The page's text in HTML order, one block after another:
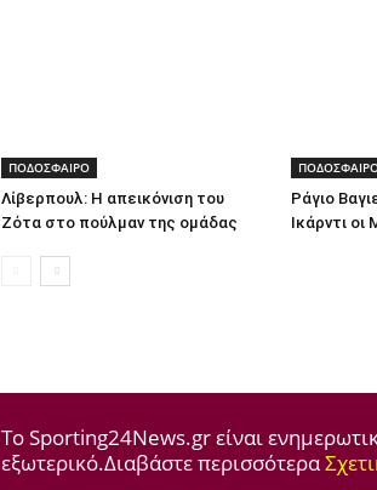
ΠΟΔΟΣΦΑΙΡΟ
Λίβερπουλ: Η απεικόνιση του
Ζότα στο πούλμαν της ομάδας
Ράγιο
Ικάρντι οι
Το Sporting24News.gr είναι
εξωτερικό.Διαβάστε περισσότερα